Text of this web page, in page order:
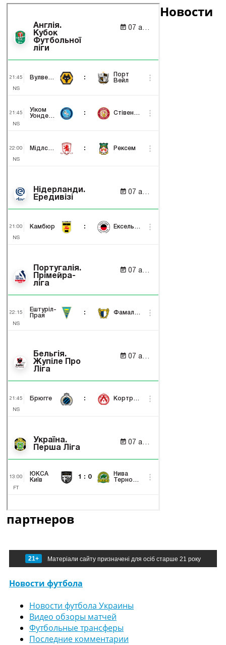
Новости
партнеров
21+ Матеріали сайту призначені для осіб старше 21 року
Новости футбола
Новости футбола Украины
Видео обзоры матчей
Футбольные трансферы
Последние комментарии